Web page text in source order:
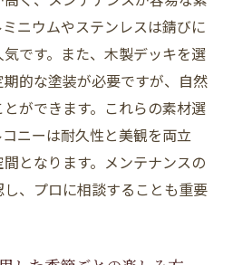
快適なスカイバルコニー
たスカイバルコニーの設計
カイバルコニーの作り方
を高めるレイアウト
つための工夫
持たせるデザインアイディ
暮らしを豊かにする方法
ニウムやステンレスは錆びに
です。また、木製デッキを選
的な塗装が必要ですが、自然
ができます。これらの素材選
ニーは耐久性と美観を両立
となります。メンテナンスの
、プロに相談することも重要